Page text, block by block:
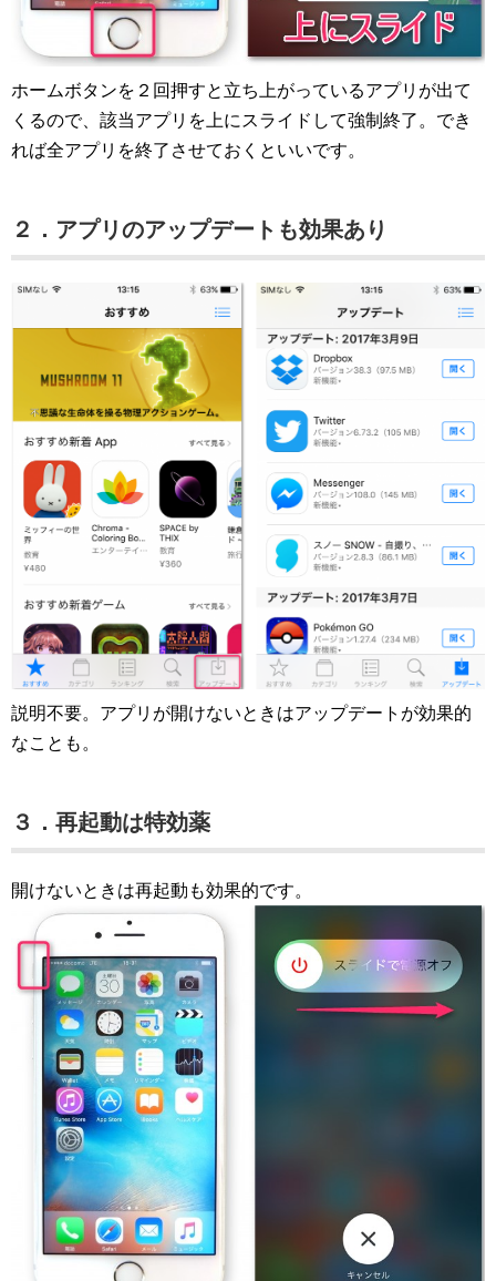
ホームボタンを２回押すと立ち上がっているアプリが出て
くるので、該当アプリを上にスライドして強制終了。でき
れば全アプリを終了させておくといいです。
２．アプリのアップデートも効果あり
説明不要。アプリが開けないときはアップデートが効果的
なことも。
３．再起動は特効薬
開けないときは再起動も効果的です。